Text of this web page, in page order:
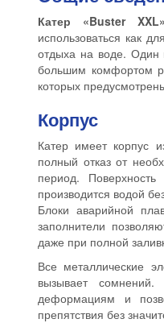
Катер «Buster XXL»
использоваться как
отдыха на воде. Один
большим комфортом
которых
Корпус
Катер имеет корпус
полный отказ от
период.
производится водой
Блоки аварийной
заполнители
даже при полной
Все металлические
вызывает
деформациям и
препятствия без